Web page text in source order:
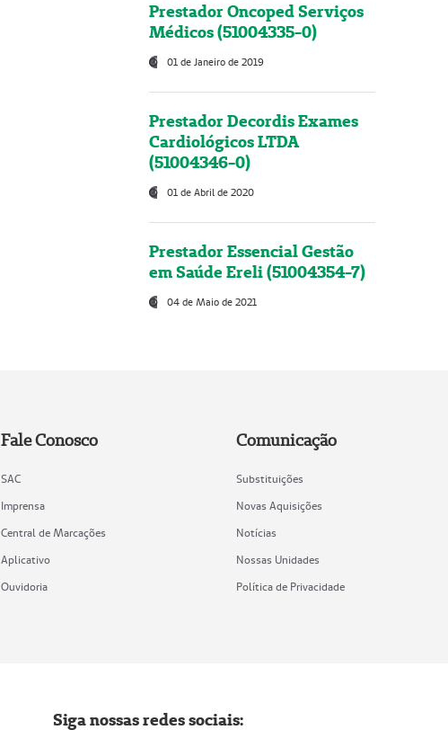
Prestador Oncoped Serviços
Médicos (51004335-0)
01 de Janeiro de 2019
Prestador Decordis Exames
Cardiológicos LTDA
(51004346-0)
01 de Abril de 2020
Prestador Essencial Gestão
em Saúde Ereli (51004354-7)
04 de Maio de 2021
Fale Conosco
SAC
Imprensa
Central de Marcações
Aplicativo
Ouvidoria
Comunicação
Substituições
Novas Aquisições
Notícias
Nossas Unidades
Política de Privacidade
Siga nossas redes sociais: